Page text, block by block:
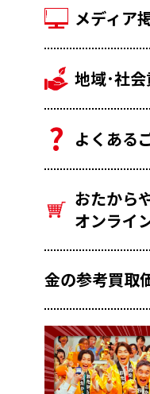
メディア
地域･社
よくある
おたから
オンライ
金の参考買取